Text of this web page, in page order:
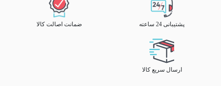
پشتیبانی 24 ساعته ضمانت اصالت کالا
ارسال سریع کالا